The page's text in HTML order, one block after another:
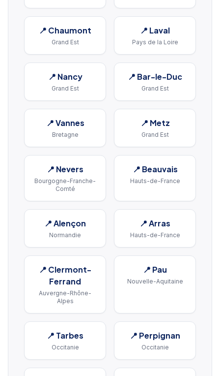
📍 Chaumont
Grand Est
📍 Laval
Pays de la Loire
📍 Nancy
Grand Est
📍 Bar-le-Duc
Grand Est
📍Vannes
Bretagne
📍 Metz
Grand Est
📍 Nevers
Bourgogne-Franche-
Comté
📍 Beauvais
Hauts-de-France
📍Alençon
Normandie
📍Arras
Hauts-de-France
📍 Clermont-
Ferrand
Auvergne-Rhône-
Alpes
📍 Pau
Nouvelle-Aquitaine
📍 Tarbes
Occitanie
📍 Perpignan
Occitanie